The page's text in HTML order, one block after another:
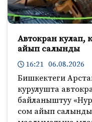
Автокран кулап,
айып салынды
16:21 06.08.2026
Бишкектеги
курулушта
байланыштуу
сом айып